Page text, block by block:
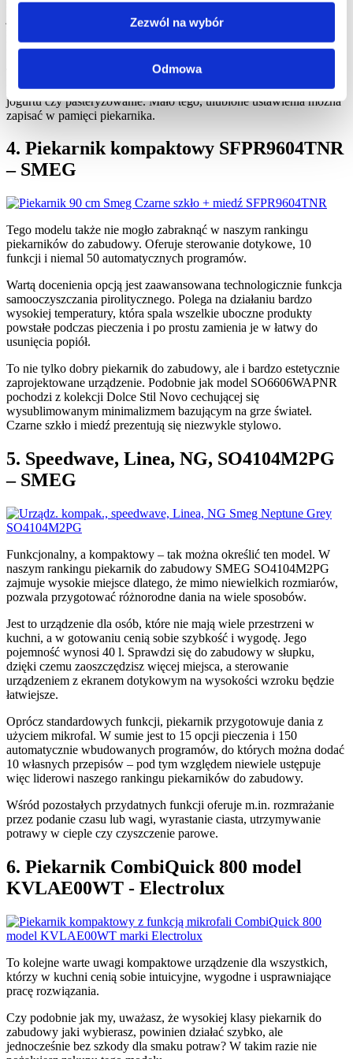
Zezwól na wybór
Odmowa
się dostępne dopiero z poziomu rozwijanego paska. Doszliśmy
jednak do wniosku, że dobry piekarnik do zabudowy to
niekoniecznie ten, który ilością funkcji przyprawia o zawrót głowy.
Przecież prostota i minimalizm też są w cenie.
Ten, kto potrzebuje, przy odrobinie zaangażowania, znajdzie mniej
popularne opcje, a wśród nich gotowanie jajek, przyrządzanie
jogurtu czy pasteryzowanie. Mało tego, ulubione ustawienia można
zapisać w pamięci piekarnika.
4. Piekarnik kompaktowy SFPR9604TNR
– SMEG
Tego modelu także nie mogło zabraknąć w naszym rankingu
piekarników do zabudowy. Oferuje sterowanie dotykowe, 10
funkcji i niemal 50 automatycznych programów.
Wartą docenienia opcją jest zaawansowana technologicznie funkcja
samooczyszczania pirolitycznego. Polega na działaniu bardzo
wysokiej temperatury, która spala wszelkie uboczne produkty
powstałe podczas pieczenia i po prostu zamienia je w łatwy do
usunięcia popiół.
To nie tylko dobry piekarnik do zabudowy, ale i bardzo estetycznie
zaprojektowane urządzenie. Podobnie jak model SO6606WAPNR
pochodzi z kolekcji Dolce Stil Novo cechującej się
wysublimowanym minimalizmem bazującym na grze świateł.
Czarne szkło i miedź prezentują się niezwykle stylowo.
5. Speedwave, Linea, NG, SO4104M2PG
– SMEG
Funkcjonalny, a kompaktowy – tak można określić ten model. W
naszym rankingu piekarnik do zabudowy SMEG SO4104M2PG
zajmuje wysokie miejsce dlatego, że mimo niewielkich rozmiarów,
pozwala przygotować różnorodne dania na wiele sposobów.
Jest to urządzenie dla osób, które nie mają wiele przestrzeni w
kuchni, a w gotowaniu cenią sobie szybkość i wygodę. Jego
pojemność wynosi 40 l. Sprawdzi się do zabudowy w słupku,
dzięki czemu zaoszczędzisz więcej miejsca, a sterowanie
urządzeniem z ekranem dotykowym na wysokości wzroku będzie
łatwiejsze.
Oprócz standardowych funkcji, piekarnik przygotowuje dania z
użyciem mikrofal. W sumie jest to 15 opcji pieczenia i 150
automatycznie wbudowanych programów, do których można dodać
10 własnych przepisów – pod tym względem niewiele ustępuje
więc liderowi naszego rankingu piekarników do zabudowy.
Wśród pozostałych przydatnych funkcji oferuje m.in. rozmrażanie
przez podanie czasu lub wagi, wyrastanie ciasta, utrzymywanie
potrawy w cieple czy czyszczenie parowe.
6. Piekarnik CombiQuick 800 model
KVLAE00WT - Electrolux
To kolejne warte uwagi kompaktowe urządzenie dla wszystkich,
którzy w kuchni cenią sobie intuicyjne, wygodne i usprawniające
pracę rozwiązania.
Czy podobnie jak my, uważasz, że wysokiej klasy piekarnik do
zabudowy jaki wybierasz, powinien działać szybko, ale
jednocześnie bez szkody dla smaku potraw? W takim razie nie